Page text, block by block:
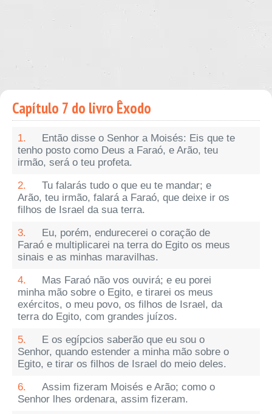
Capítulo 7 do livro Êxodo
1.
Então disse o Senhor a Moisés: Eis que te
tenho posto como Deus a Faraó, e Arão, teu
irmão, será o teu profeta.
2.
Tu falarás tudo o que eu te mandar; e
Arão, teu irmão, falará a Faraó, que deixe ir os
filhos de Israel da sua terra.
3.
Eu, porém, endurecerei o coração de
Faraó e multiplicarei na terra do Egito os meus
sinais e as minhas maravilhas.
4.
Mas Faraó não vos ouvirá; e eu porei
minha mão sobre o Egito, e tirarei os meus
exércitos, o meu povo, os filhos de Israel, da
terra do Egito, com grandes juízos.
5.
E os egípcios saberão que eu sou o
Senhor, quando estender a minha mão sobre o
Egito, e tirar os filhos de Israel do meio deles.
6.
Assim fizeram Moisés e Arão; como o
Senhor lhes ordenara, assim fizeram.